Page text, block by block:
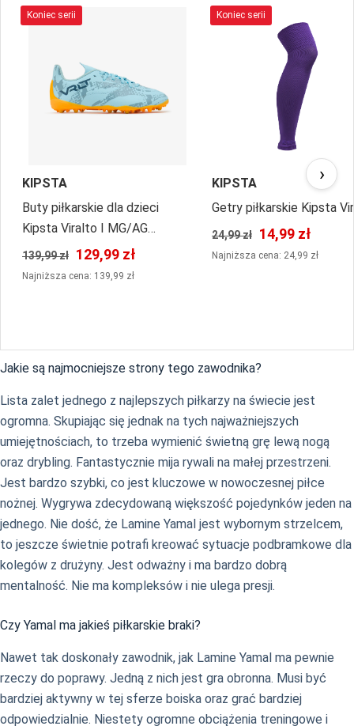
Koniec serii
KIPSTA
Buty piłkarskie dla dzieci
Kipsta Viralto I MG/AG
sznurowane
139,99 zł 129,99 zł
Najniższa cena: 139,99 zł
Koniec serii
KIPSTA
Getry piłkarskie Kipsta
24,99 zł 14,99 zł
Najniższa cena: 24,99 zł
›
Jakie są najmocniejsze strony tego zawodnika?
Lista zalet jednego z najlepszych piłkarzy na świecie jest
ogromna. Skupiając się jednak na tych najważniejszych
umiejętnościach, to trzeba wymienić świetną grę lewą nogą
oraz drybling. Fantastycznie mija rywali na małej przestrzeni.
Jest bardzo szybki, co jest kluczowe w nowoczesnej piłce
nożnej. Wygrywa zdecydowaną większość pojedynków jeden na
jednego. Nie dość, że Lamine Yamal jest wybornym strzelcem,
to jeszcze świetnie potrafi kreować sytuacje podbramkowe dla
kolegów z drużyny. Jest odważny i ma bardzo dobrą
mentalność. Nie ma kompleksów i nie ulega presji.
Czy Yamal ma jakieś piłkarskie braki?
Nawet tak doskonały zawodnik, jak Lamine Yamal ma pewnie
rzeczy do poprawy. Jedną z nich jest gra obronna. Musi być
bardziej aktywny w tej sferze boiska oraz grać bardziej
odpowiedzialnie. Niestety ogromne obciążenia treningowe i